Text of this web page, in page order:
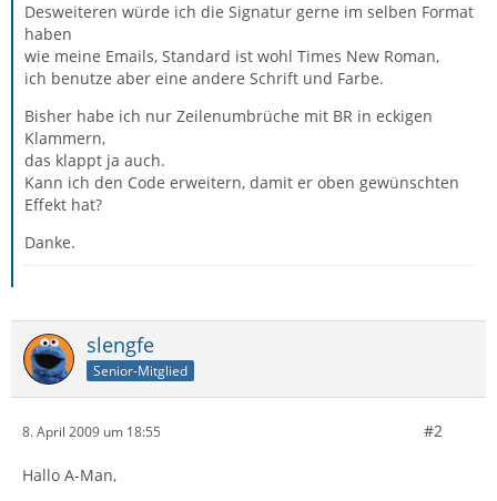
Desweiteren würde ich die Signatur gerne im selben Format
haben
wie meine Emails, Standard ist wohl Times New Roman,
ich benutze aber eine andere Schrift und Farbe.
Bisher habe ich nur Zeilenumbrüche mit BR in eckigen
Klammern,
das klappt ja auch.
Kann ich den Code erweitern, damit er oben gewünschten
Effekt hat?
Danke.
slengfe
Senior-Mitglied
8. April 2009 um 18:55 #2
Hallo A-Man,